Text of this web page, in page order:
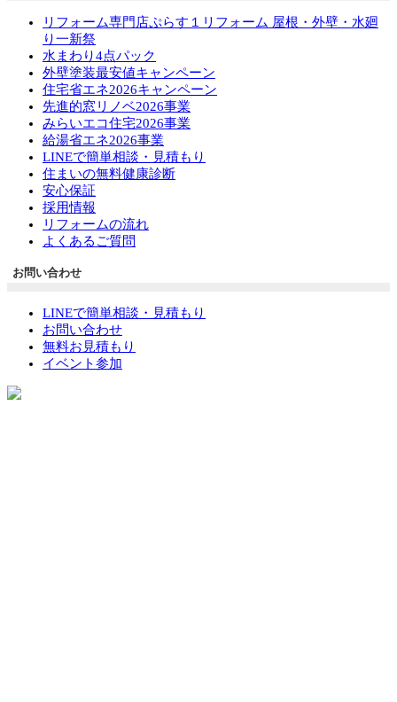
リフォーム専門店ぷらす１リフォーム 屋根・外壁・水廻
り一新祭
水まわり4点パック
外壁塗装最安値キャンペーン
住宅省エネ2026キャンペーン
先進的窓リノベ2026事業
みらいエコ住宅2026事業
給湯省エネ2026事業
LINEで簡単相談・見積もり
住まいの無料健康診断
安心保証
採用情報
リフォームの流れ
よくあるご質問
お問い合わせ
LINEで簡単相談・見積もり
お問い合わせ
無料お見積もり
イベント参加